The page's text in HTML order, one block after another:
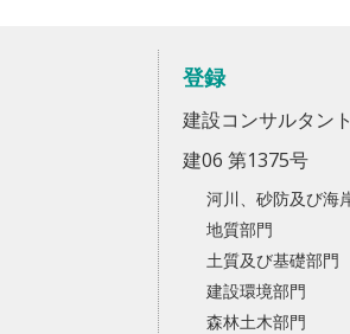
登録
建設コンサルタント
建06 第1375号
河川、砂防及び海
地質部門
土質及び基礎部門
建設環境部門
森林土木部門